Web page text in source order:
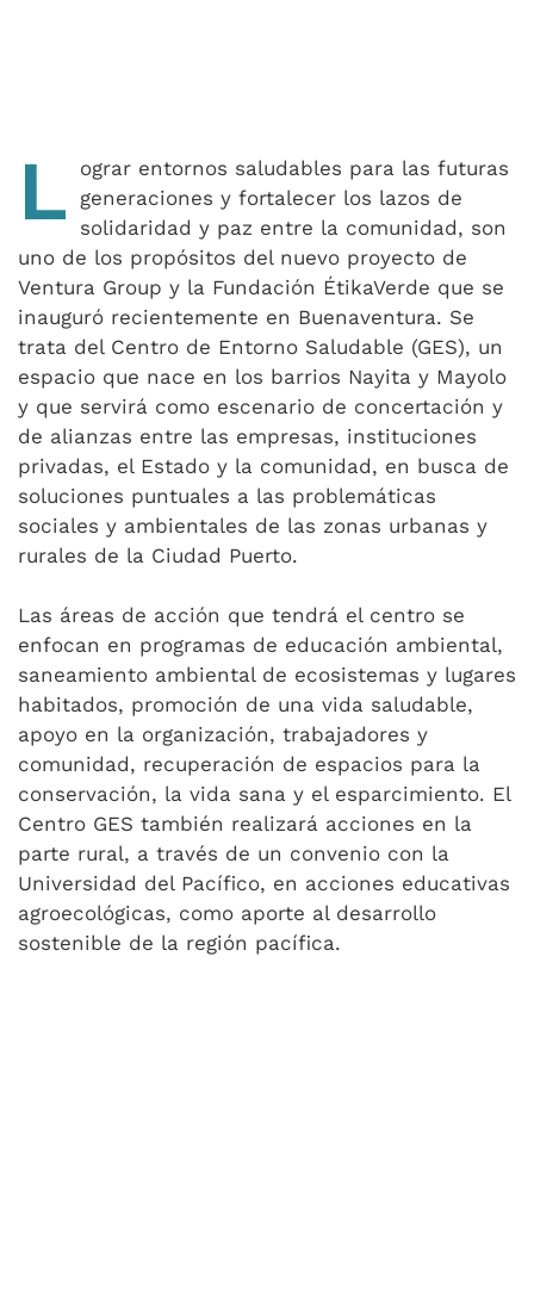
L
ograr entornos saludables para las futuras
generaciones y fortalecer los lazos de
solidaridad y paz entre la comunidad, son
uno de los propósitos del nuevo proyecto de
Ventura Group y la Fundación ÉtikaVerde que se
inauguró recientemente en Buenaventura. Se
trata del Centro de Entorno Saludable (GES), un
espacio que nace en los barrios Nayita y Mayolo
y que servirá como escenario de concertación y
de alianzas entre las empresas, instituciones
privadas, el Estado y la comunidad, en busca de
soluciones puntuales a las problemáticas
sociales y ambientales de las zonas urbanas y
rurales de la Ciudad Puerto.
Las áreas de acción que tendrá el centro se
enfocan en programas de educación ambiental,
saneamiento ambiental de ecosistemas y lugares
habitados, promoción de una vida saludable,
apoyo en la organización, trabajadores y
comunidad, recuperación de espacios para la
conservación, la vida sana y el esparcimiento. El
Centro GES también realizará acciones en la
parte rural, a través de un convenio con la
Universidad del Pacífico, en acciones educativas
agroecológicas, como aporte al desarrollo
sostenible de la región pacífica.